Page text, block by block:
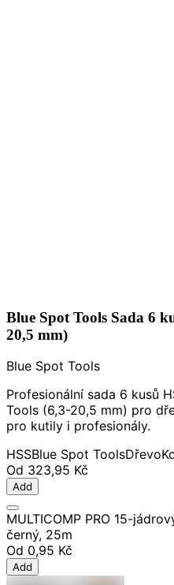
Blue Spot Tools Sada 6
20,5 mm)
Blue Spot Tools
Profesionální sada 6 kusů
Tools (6,3-20,5 mm) pro
pro kutily i profesionály.
HSSBlue Spot ToolsDřevo
Od 323,95 Kč
Add
MULTICOMP PRO 15-
černý, 25m
Od 0,95 Kč
Add